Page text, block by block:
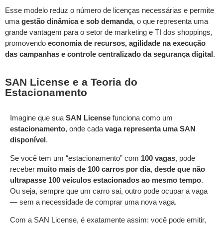
Esse modelo reduz o número de licenças necessárias e permite
uma gestão dinâmica e sob demanda, o que representa uma
grande vantagem para o setor de marketing e TI dos shoppings,
promovendo economia de recursos, agilidade na execução
das campanhas e controle centralizado da segurança digital.
SAN License e a Teoria do
Estacionamento
Imagine que suaSAN License funciona como um
estacionamento, onde cadavaga representa uma SAN
disponível .
Se você tem um “estacionamento” com 100 vagas, pode
receber muito mais de 100 carros por dia, desde que não
ultrapasse 100 veículos estacionados ao mesmo tempo.
Ou seja, sempre que um carro sai, outro pode ocupar a vaga
— sem a necessidade de comprar uma nova vaga.
Com a SAN License, é exatamente assim: você pode emitir,